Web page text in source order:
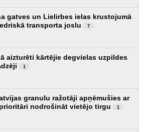
gatves un Lielirbes ielas krustojumā
transporta joslu
7
aizturēti kārtējie degvielas uzpildes
1
granulu ražotāji apņēmušies ar
nodrošināt vietējo tirgu
1